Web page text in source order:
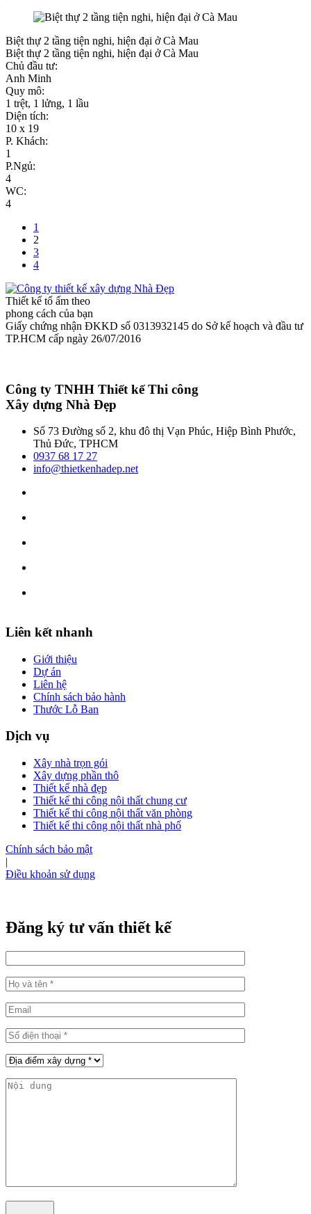
Biệt thự 2 tầng tiện nghi, hiện đại ở Cà Mau
Biệt thự 2 tầng tiện nghi, hiện đại ở Cà Mau
Chủ đầu tư:
Anh Minh
Quy mô:
1 trệt, 1 lửng, 1 lầu
Diện tích:
10 x 19
P. Khách:
1
P.Ngủ:
4
WC:
4
1
2
3
4
Thiết kế tổ ấm theo
phong cách của bạn
Giấy chứng nhận ĐKKD số 0313932145 do Sở kế hoạch và đầu tư
TP.HCM cấp ngày 26/07/2016
Công ty TNHH Thiết kế Thi công
Xây dựng Nhà Đẹp
Số 73 Đường số 2, khu đô thị Vạn Phúc, Hiệp Bình Phước,
Thủ Đức, TPHCM
0937 68 17 27
info@thietkenhadep.net
Liên kết nhanh
Giới thiệu
Dự án
Liên hệ
Chính sách bảo hành
Thước Lỗ Ban
Dịch vụ
Xây nhà trọn gói
Xây dựng phần thô
Thiết kế nhà đẹp
Thiết kế thi công nội thất chung cư
Thiết kế thi công nội thất văn phòng
Thiết kế thi công nội thất nhà phố
Chính sách bảo mật
|
Điều khoản sử dụng
Đăng ký tư vấn thiết kế